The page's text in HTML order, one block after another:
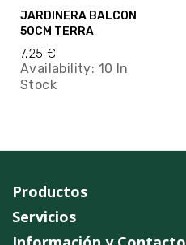
JARDINERA BALCON
50CM TERRA
7,25 €
Availability: 10 In
Stock
Productos
Servicios